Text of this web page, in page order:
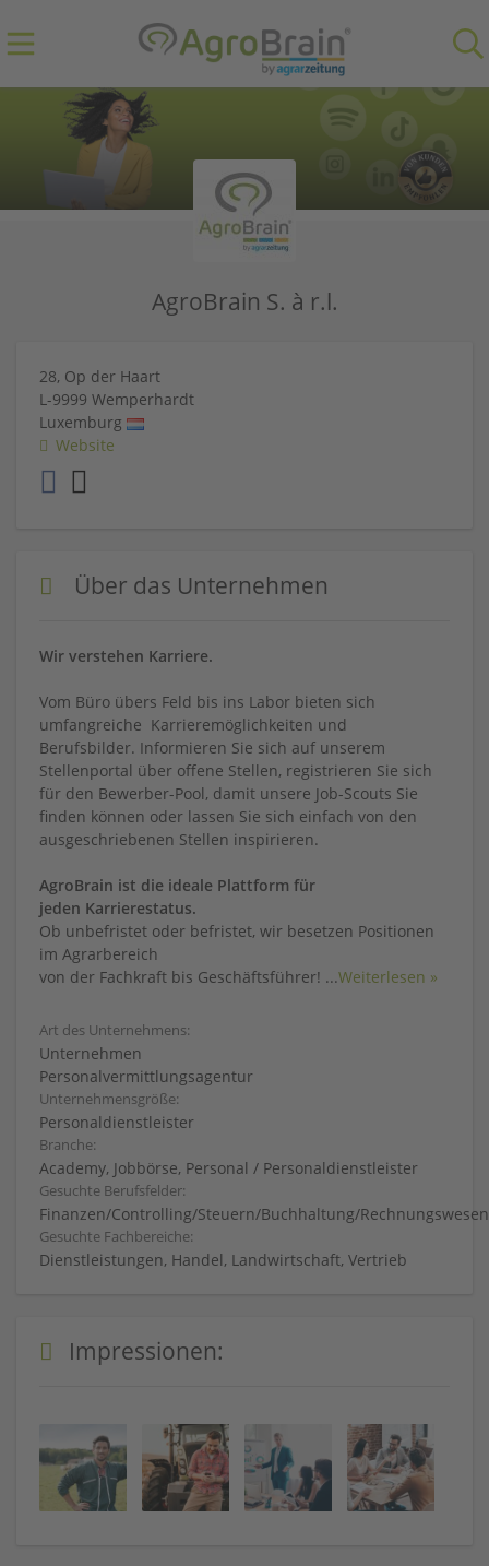
AgroBrain S. à r.l.
28, Op der Haart
L-9999 Wemperhardt
Luxemburg
Website
Über das Unternehmen
Wir verstehen Karriere.
Vom Büro übers Feld bis ins Labor bieten sich
umfangreiche Karrieremöglichkeiten und
Berufsbilder. Informieren Sie sich auf unserem
Stellenportal über offene Stellen, registrieren Sie sich
für den Bewerber-Pool, damit unsere Job-Scouts Sie
finden können oder lassen Sie sich einfach von den
ausgeschriebenen Stellen inspirieren.
AgroBrain ist die ideale Plattform für
jeden Karrierestatus.
Ob unbefristet oder befristet, wir besetzen Positionen
im Agrarbereich
von der Fachkraft bis Geschäftsführer! ...Weiterlesen »
Art des Unternehmens:
Unternehmen
Personalvermittlungsagentur
Unternehmensgröße:
Personaldienstleister
Branche:
Academy, Jobbörse, Personal / Personaldienstleister
Gesuchte Berufsfelder:
Finanzen/Controlling/Steuern/Buchhaltung/Rechnungswesen
Gesuchte Fachbereiche:
Dienstleistungen, Handel, Landwirtschaft, Vertrieb
Impressionen: